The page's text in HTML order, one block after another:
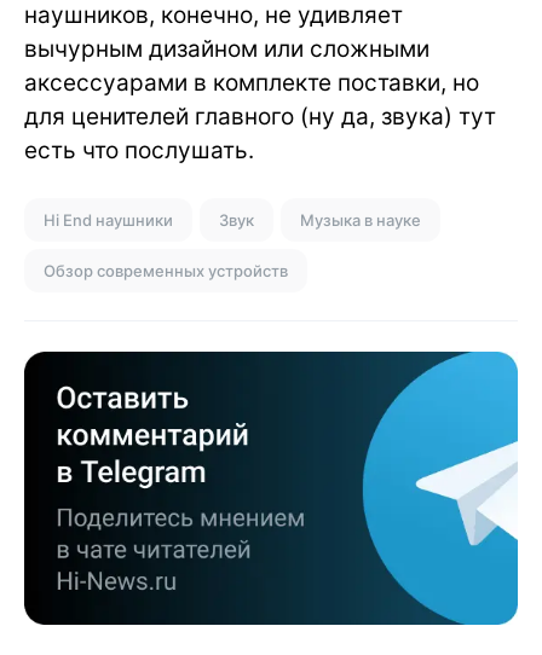
наушников, конечно, не удивляет
вычурным дизайном или сложными
аксессуарами в комплекте поставки, но
для ценителей главного (ну да, звука) тут
есть что послушать.
Hi End наушники Звук Музыка в науке
Обзор современных устройств